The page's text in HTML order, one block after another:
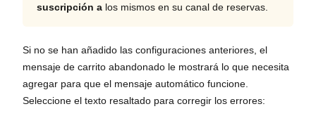
suscripción a los mismos en su canal de reservas.
Si no se han añadido las configuraciones anteriores, el
mensaje de carrito abandonado le mostrará lo que necesita
agregar para que el mensaje automático funcione.
Seleccione el texto resaltado para corregir los errores: